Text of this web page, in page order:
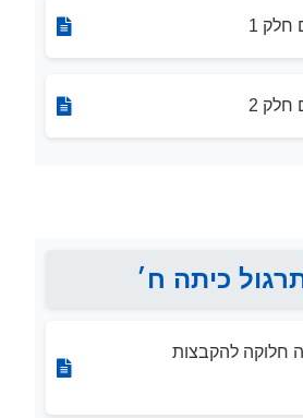
חלק 1
חלק 2
כיתה ח׳
חלוקה להקבצות